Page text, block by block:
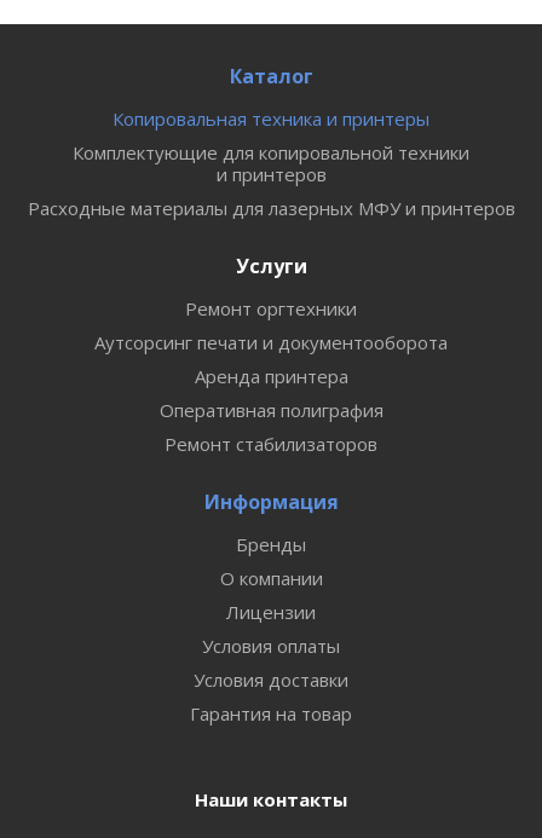
Каталог
Копировальная техника и принтеры
Комплектующие для копировальной техники
и принтеров
Расходные материалы для лазерных МФУ и принтеров
Услуги
Ремонт оргтехники
Аутсорсинг печати и документооборота
Аренда принтера
Оперативная полиграфия
Ремонт стабилизаторов
Информация
Бренды
О компании
Лицензии
Условия оплаты
Условия доставки
Гарантия на товар
Наши контакты